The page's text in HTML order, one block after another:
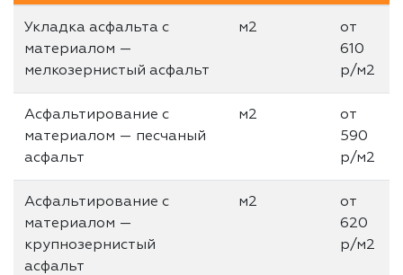
Укладка асфальта с
материалом —
мелкозернистый асфальт
м2
от
610
р/м2
Асфальтирование с
материалом — песчаный
асфальт
м2
от
590
р/м2
Асфальтирование с
материалом —
крупнозернистый
асфальт
м2
от
620
р/м2